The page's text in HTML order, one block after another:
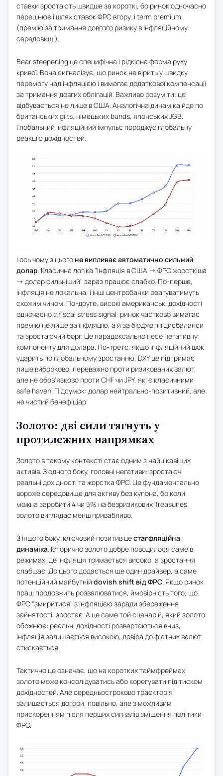
ставки зростають швидше за короткі, бо ринок одночасно
перецінює і шлях ставок ФРС вгору, і term premium
(премію за тримання довгого ризику в інфляційному
середовищі).
Bear steepening це специфічна і рідкісна форма руху
кривої. Вона сигналізує, що ринок не вірить у швидку
перемогу над інфляцією і вимагає додаткової компенсації
за тримання довгих облігацій. Важливо розуміти: це
відбувається не лише в США. Аналогічна динаміка йде по
британських gilts, німецьких bunds, японських JGB.
Глобальний інфляційний імпульс породжує глобальну
реакцію дохідностей.
І ось чому з цього не випливає автоматично сильний
долар . Класична логіка "інфляція в США → ФРС жорсткіша
→ долар сильніший" зараз працює слабко. По-перше,
інфляція не локальна, і інші центробанки реагуватимуть
схожим чином. По-друге, високі американські дохідності
одночасно є fiscal stress signal: ринок частково вимагає
премію не лише за інфляцію, а й за бюджетні дисбаланси
та зростаючий борг. Це парадоксально несе негативну
компоненту для долара. По-третє, якщо інфляційний шок
ударить по глобальному зростанню, DXY це підтримає
лише виборково, переважно проти ризикованих валют,
але не обов'язково проти CHF чи JPY, які є класичними
safe haven. Підсумок: долар нейтрально-позитивний, але
не чистий бенефіціар.
Золото: дві сили тягнуть у
протилежних напрямках
Золото в такому контексті стає одним з найцікавіших
активів. З одного боку, головні негативи: зростаючі
реальні дохідності та жорстка ФРС. Це фундаментально
вороже середовище для активу без купона, бо коли
можна заробити 4 чи 5% на безризикових Treasuries,
золото виглядає менш привабливо.
З іншого боку, ключовий позитив цестагфляційна
динаміка . Історично золото добре поводилося саме в
режимах, де інфляція тримається високо, а зростання
слабшає. До цього додається ще один драйвер, а саме
потенційний майбутній dovish shift від ФРС . Якщо ринок
праці продовжить розвалюватися, ймовірність того, що
ФРС "змиритися" з інфляцією заради збереження
зайнятості, зростає. А це саме той сценарій, який золото
обожнює: реальні дохідності розвертаються вниз,
інфляція залишається високою, довіра до фіатних валют
стискається.
Тактично це означає, що на коротких таймфреймах
золото може консолідуватись або корегувати під тиском
дохідностей. Але середньостроково траєкторія
залишається догори, повільно, але з можливим
прискоренням після перших сигналів зміщення політики
ФРС.